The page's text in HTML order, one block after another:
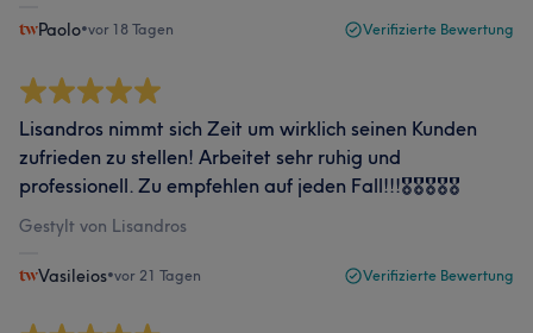
Paolo•vor 18 Tagen Verifizierte Bewertung
Lisandros nimmt sich Zeit um wirklich seinen Kunden
zufrieden zu stellen! Arbeitet sehr ruhig und
professionell. Zu empfehlen auf jeden Fall!!!🎖️🎖️🎖️🎖️🎖️
Gestylt von Lisandros
Vasileios•vor 21 Tagen Verifizierte Bewertung